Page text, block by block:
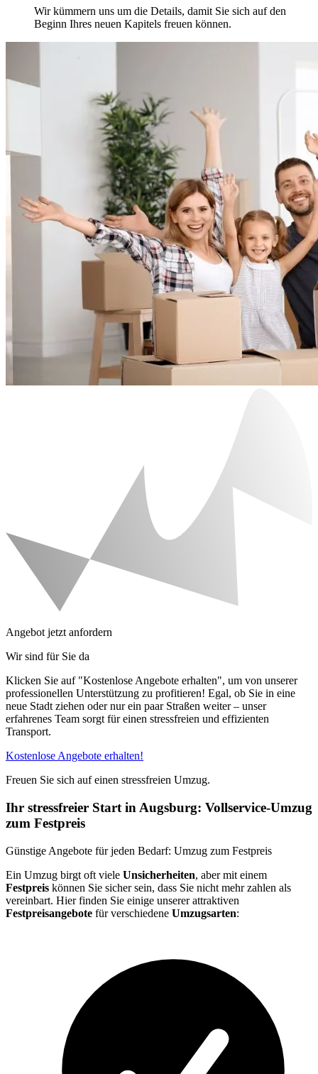
Wir kümmern uns um die Details, damit Sie sich auf den
Beginn Ihres neuen Kapitels freuen können.
Angebot jetzt anfordern
Wir sind für Sie da
Klicken Sie auf "Kostenlose Angebote erhalten", um von unserer
professionellen Unterstützung zu profitieren! Egal, ob Sie in eine
neue Stadt ziehen oder nur ein paar Straßen weiter – unser
erfahrenes Team sorgt für einen stressfreien und effizienten
Transport.
Kostenlose Angebote erhalten!
Freuen Sie sich auf einen stressfreien Umzug.
Ihr stressfreier Start in Augsburg: Vollservice-Umzug
zum Festpreis
Günstige Angebote für jeden Bedarf: Umzug zum Festpreis
Ein Umzug birgt oft viele Unsicherheiten, aber mit einem
Festpreis können Sie sicher sein, dass Sie nicht mehr zahlen als
vereinbart. Hier finden Sie einige unserer attraktiven
Festpreisangebote für verschiedene Umzugsarten: